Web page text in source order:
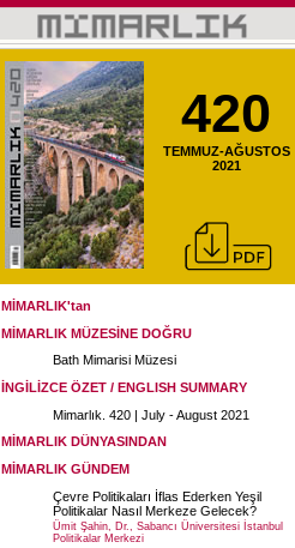
420
TEMMUZ-AĞUSTOS
2021
MİMARLIK'tan
MİMARLIK MÜZESİNE DOĞRU
Bath Mimarisi Müzesi
İNGİLİZCE ÖZET / ENGLISH SUMMARY
Mimarlık. 420 | July - August 2021
MİMARLIK DÜNYASINDAN
MİMARLIK GÜNDEM
Çevre Politikaları İflas Ederken Yeşil
Politikalar Nasıl Merkeze Gelecek?
Ümit Şahin, Dr., Sabancı Üniversitesi İstanbul
Politikalar Merkezi